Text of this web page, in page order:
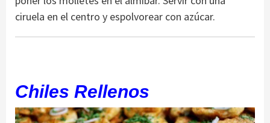
ciruela en el centro y espolvorear con azúcar.
Chiles Rellenos